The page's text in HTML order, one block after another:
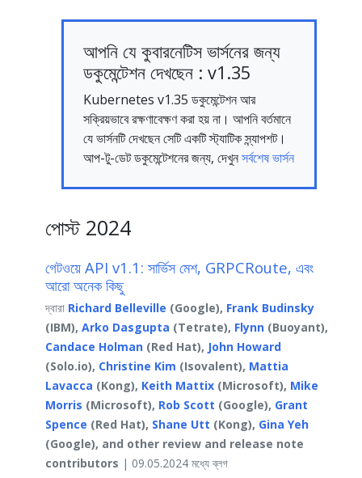
আপনি যে কুবারনেটিস ভার্সনের জন্য
ডকুমেন্টেশন দেখছেন : v1.35
Kubernetes v1.35 ডকুমেন্টেশন আর
সক্রিয়ভাবে রক্ষণাবেক্ষণ করা হয় না। আপনি বর্তমানে
যে ভার্সনটি দেখছেন সেটি একটি স্ট্যাটিক স্ন্যাপশট।
আপ-টু-ডেট ডকুমেন্টেশনের জন্য, দেখুনসর্বশেষ ভার্সন
পোস্ট 2024
গেটওয়ে API v1.1: সার্ভিস মেশ, GRPCRoute, এবং
আরো অনেক কিছু
দ্বারা Richard Belleville (Google), Frank Budinsky
(IBM), Arko Dasgupta (Tetrate), Flynn (Buoyant),
Candace Holman (Red Hat), John Howard
(Solo.io), Christine Kim (Isovalent), Mattia
Lavacca (Kong), Keith Mattix (Microsoft), Mike
Morris (Microsoft), Rob Scott (Google), Grant
Spence (Red Hat), Shane Utt (Kong), Gina Yeh
(Google), and other review and release note
contributors | 09.05.2024 মধ্যে ব্লগ